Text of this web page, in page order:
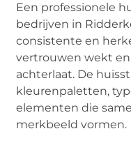
Een professionele
bedrijven in
consistente en
vertrouwen wekt
achterlaat. De
kleurenpaletten,
elementen die
merkbeeld vormen.